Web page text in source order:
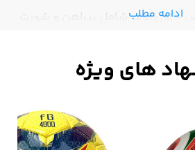
- اورونوف شامل پیراهن و شورت
باشگاه پرسپولیس انجام شده و از
تولید شده است. مناسب
بازی‌های دوستانه یا استفاده
وفادار سرخ‌پوشان.
ادامه مطلب